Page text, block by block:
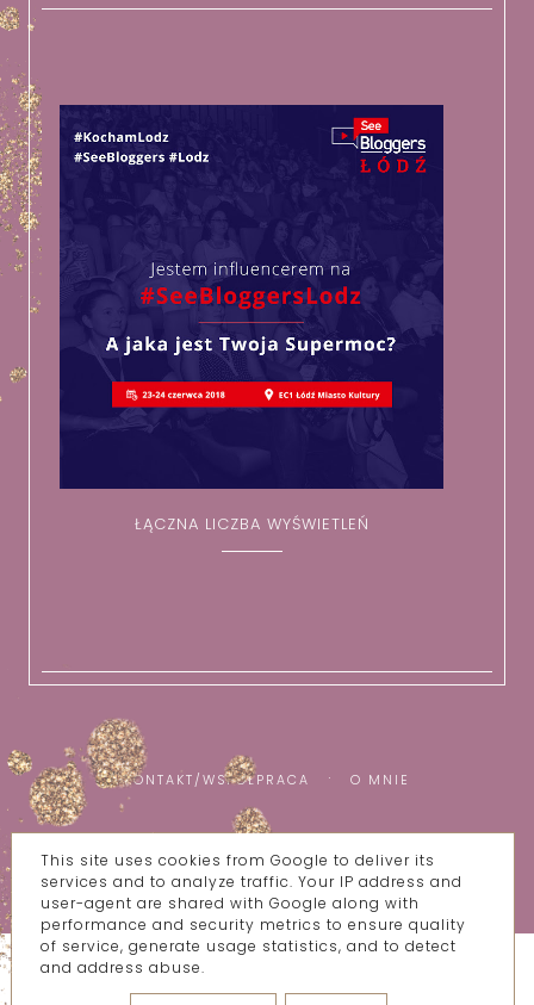
ŁĄCZNA LICZBA WYŚWIETLEŃ
KONTAKT/WSPÓŁPRACA O MNIE
COPYRIGHT ©WSZYSTKIE MOJE BZIKI
BLOG DESIGN:
This site uses cookies from Google to deliver its
services and to analyze traffic. Your IP address and
user-agent are shared with Google along with
performance and security metrics to ensure quality
of service, generate usage statistics, and to detect
and address abuse.